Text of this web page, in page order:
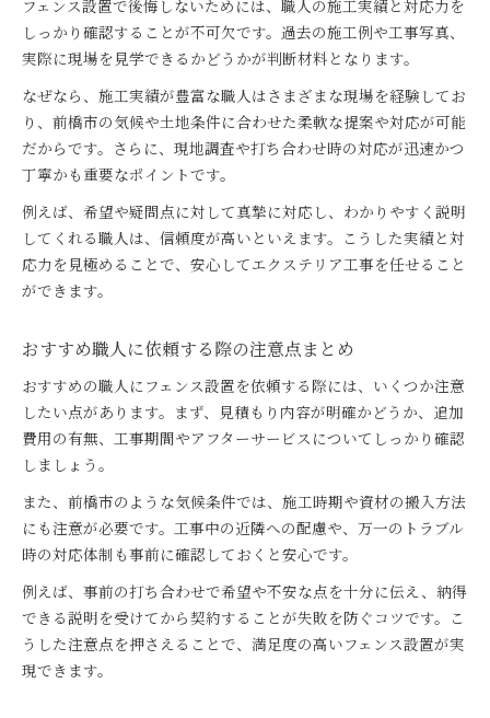
フェンス設置で後悔しないためには、職人の施工実績と対応力を
しっかり確認することが不可欠です。過去の施工例や工事写真、
実際に現場を見学できるかどうかが判断材料となります。
なぜなら、施工実績が豊富な職人はさまざまな現場を経験してお
り、前橋市の気候や土地条件に合わせた柔軟な提案や対応が可能
だからです。さらに、現地調査や打ち合わせ時の対応が迅速かつ
丁寧かも重要なポイントです。
例えば、希望や疑問点に対して真摯に対応し、わかりやすく説明
してくれる職人は、信頼度が高いといえます。こうした実績と対
応力を見極めることで、安心してエクステリア工事を任せること
ができます。
おすすめ職人に依頼する際の注意点まとめ
おすすめの職人にフェンス設置を依頼する際には、いくつか注意
したい点があります。まず、見積もり内容が明確かどうか、追加
費用の有無、工事期間やアフターサービスについてしっかり確認
しましょう。
また、前橋市のような気候条件では、施工時期や資材の搬入方法
にも注意が必要です。工事中の近隣への配慮や、万一のトラブル
時の対応体制も事前に確認しておくと安心です。
例えば、事前の打ち合わせで希望や不安な点を十分に伝え、納得
できる説明を受けてから契約することが失敗を防ぐコツです。こ
うした注意点を押さえることで、満足度の高いフェンス設置が実
現できます。